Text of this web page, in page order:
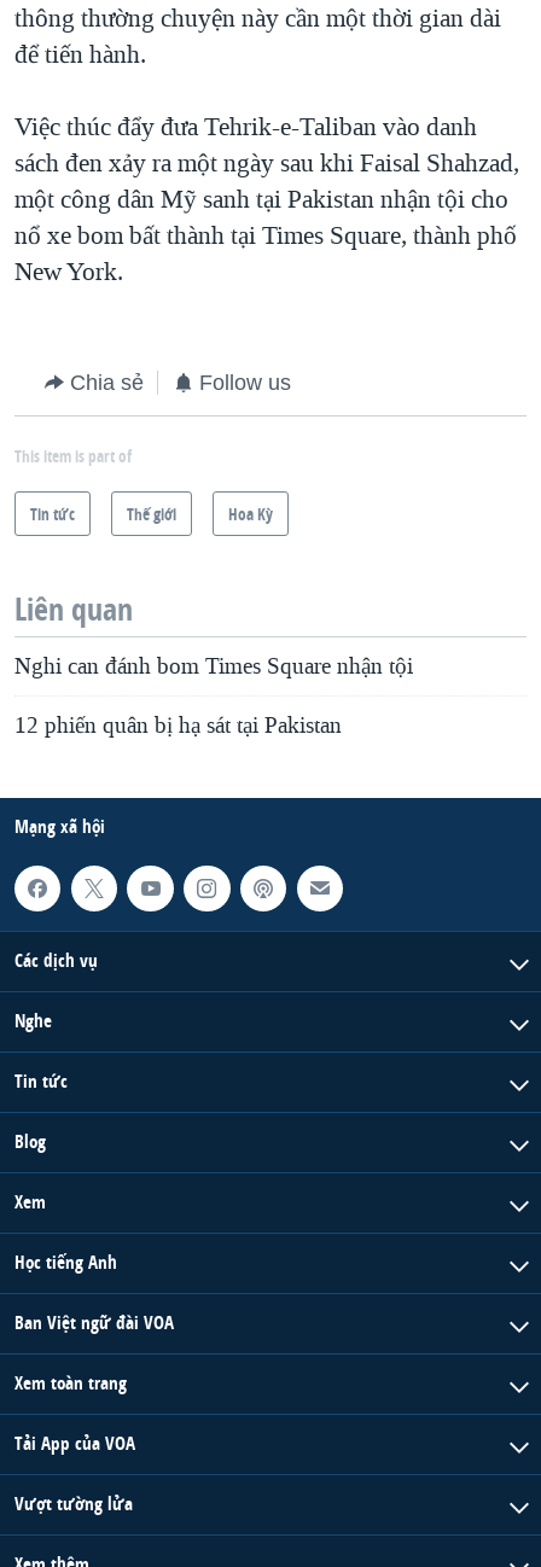
thông thường chuyện này cần một thời gian dài
để tiến hành.
Việc thúc đẩy đưa Tehrik-e-Taliban vào danh
sách đen xảy ra một ngày sau khi Faisal Shahzad,
một công dân Mỹ sanh tại Pakistan nhận tội cho
nổ xe bom bất thành tại Times Square, thành phố
New York.
Chia sẻ Follow us
This item is part of
Tin tức Thế giới Hoa Kỳ
Liên quan
Nghi can đánh bom Times Square nhận tội
12 phiến quân bị hạ sát tại Pakistan
Mạng xã hội
Các dịch vụ
Nghe
Tin tức
Blog
Xem
Học tiếng Anh
Ban Việt ngữ đài VOA
Xem toàn trang
Tải App của VOA
Vượt tường lửa